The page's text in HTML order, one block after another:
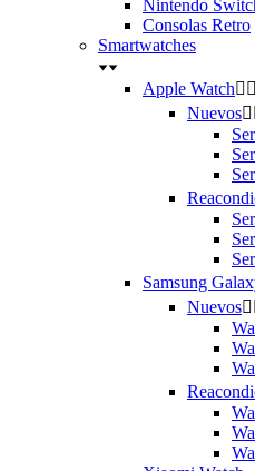
Nintendo
Consolas Retro
Smartwatches
Apple Watch 
Nuevos
Samsung
Nuevos